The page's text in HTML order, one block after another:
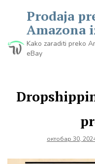
Prodaja
Amazona
Kako zaraditi preko
eBay
октобар 30,